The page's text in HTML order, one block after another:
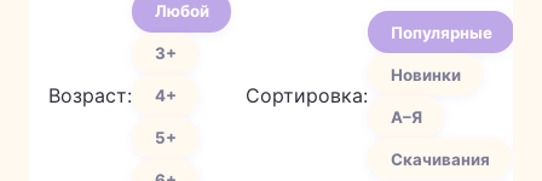
Возраст:
Любой
3+
4+
5+
Сортировка:
Популярные
Новинки
А–Я
Скачивания